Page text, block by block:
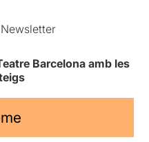
Barcelona amb les